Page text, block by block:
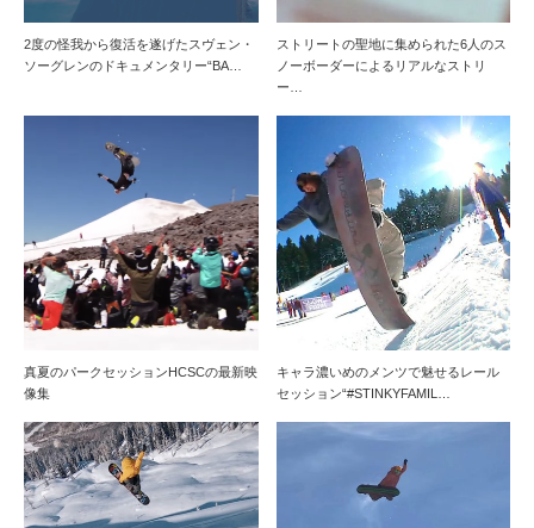
2度の怪我から復活を遂げたスヴェン・
ソーグレンのドキュメンタリー“BA…
ストリートの聖地に集められた6人のス
ノーボーダーによるリアルなストリ
ー…
真夏のパークセッションHCSCの最新映
像集
キャラ濃いめのメンツで魅せるレール
セッション“#STINKYFAMIL…